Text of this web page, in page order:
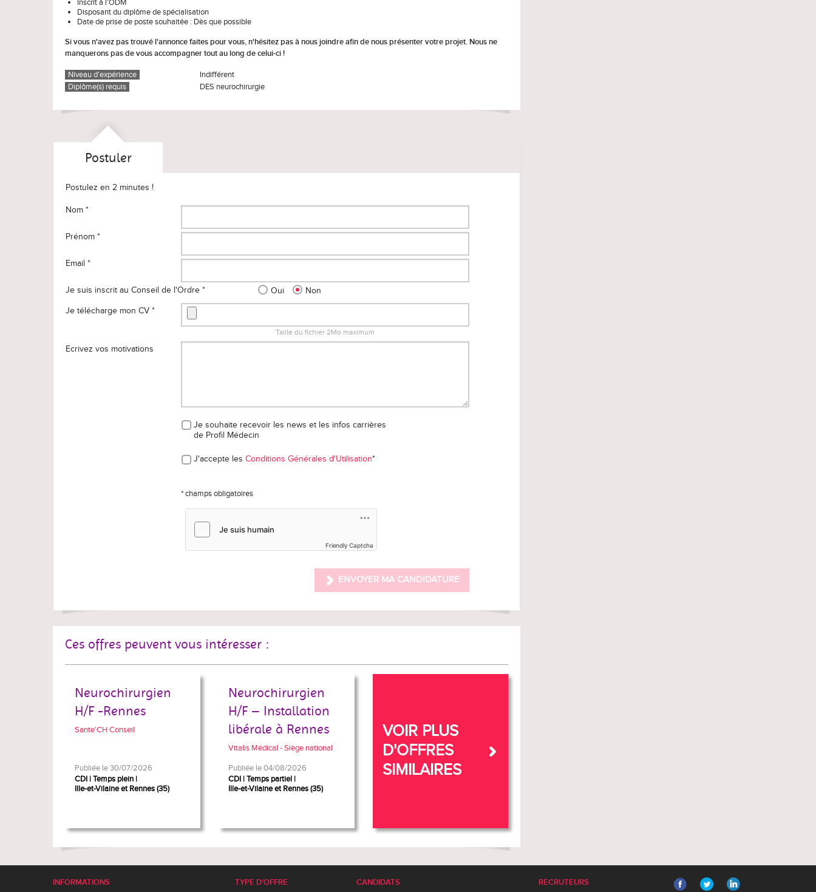
Inscrit à l’ODM
Disposant du diplôme de spécialisation
Date de prise de poste souhaitée : Dès que possible
Si vous n'avez pas trouvé l'annonce faites pour vous, n'hésitez pas à nous joindre afin de nous présenter votre projet. Nous ne
manquerons pas de vous accompagner tout au long de celui-ci !
Niveau d'expérience
Indifférent
Diplôme(s) requis
DES neurochirurgie
Postuler
Postulez en 2 minutes !
Nom *
Prénom *
Email *
Je suis inscrit au Conseil de l'Ordre * Oui
Non
Je télécharge mon CV *
Taille du fichier 2Mo maximum
Ecrivez vos motivations
Je souhaite recevoir les news et les infos carrières
de Profil Médecin
J'accepte les Conditions Générales d'Utilisation*
* champs obligatoires
Friendly Captcha
ENVOYER MA CANDIDATURE
Ces offres peuvent vous intéresser :
Neurochirurgien
H/F -Rennes
Sante'CH Conseil
Publiée le 30/07/2026
CDI Temps plein
Ille-et-Vilaine et Rennes (35)
Neurochirurgien
H/F – Installation
libérale à Rennes
Vitalis Médical - Siège national
Publiée le 04/08/2026
CDI Temps partiel
Ille-et-Vilaine et Rennes (35)
VOIR PLUS
D'OFFRES
SIMILAIRES
INFORMATIONS TYPE D'OFFRE CANDIDATS RECRUTEURS